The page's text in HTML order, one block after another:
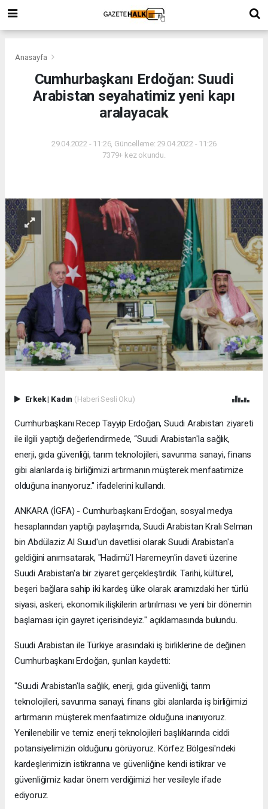
Anasayfa
Cumhurbaşkanı Erdoğan: Suudi
Arabistan seyahatimiz yeni kapı
aralayacak
29.04.2022 - 11:26, Güncelleme: 29.04.2022 - 11:26
7379+ kez okundu.
Erkek| Kadın (Haberi Sesli Oku)
Cumhurbaşkanı Recep Tayyip Erdoğan, Suudi Arabistan ziyareti
ile ilgili yaptığı değerlendirmede, “Suudi Arabistan'la sağlık,
enerji, gıda güvenliği, tarım teknolojileri, savunma sanayi, finans
gibi alanlarda iş birliğimizi artırmanın müşterek menfaatimize
olduğuna inanıyoruz." ifadelerini kullandı.
ANKARA (İGFA) - Cumhurbaşkanı Erdoğan, sosyal medya
hesaplarından yaptığı paylaşımda, Suudi Arabistan Kralı Selman
bin Abdülaziz Al Suud'un davetlisi olarak Suudi Arabistan'a
geldiğini anımsatarak, "Hadimü'l Haremeyn'in daveti üzerine
Suudi Arabistan'a bir ziyaret gerçekleştirdik. Tarihi, kültürel,
beşeri bağlara sahip iki kardeş ülke olarak aramızdaki her türlü
siyasi, askeri, ekonomik ilişkilerin artırılması ve yeni bir dönemin
başlaması için gayret içerisindeyiz." açıklamasında bulundu.
Suudi Arabistan ile Türkiye arasındaki iş birliklerine de değinen
Cumhurbaşkanı Erdoğan, şunları kaydetti:
"Suudi Arabistan'la sağlık, enerji, gıda güvenliği, tarım
teknolojileri, savunma sanayi, finans gibi alanlarda iş birliğimizi
artırmanın müşterek menfaatimize olduğuna inanıyoruz.
Yenilenebilir ve temiz enerji teknolojileri başlıklarında ciddi
potansiyelimizin olduğunu görüyoruz. Körfez Bölgesi'ndeki
kardeşlerimizin istikrarına ve güvenliğine kendi istikrar ve
güvenliğimiz kadar önem verdiğimizi her vesileyle ifade
ediyoruz.